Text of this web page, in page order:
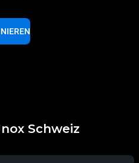
Schweiz